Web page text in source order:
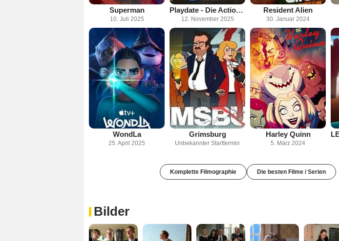
Superman
10. Juli 2025
Playdate - Die Action-Dads
12. November 2025
Resident Alien
30. Januar 2024
WondLa
25. April 2025
Grimsburg
Unbekannter Starttermin
Harley Quinn
5. März 2024
Komplette Filmographie Die besten Filme / Serien
Bilder